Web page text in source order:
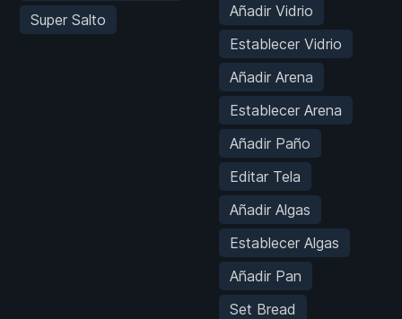
Super Salto
Añadir Vidrio
Establecer Vidrio
Añadir Arena
Establecer Arena
Añadir Paño
Editar Tela
Añadir Algas
Establecer Algas
Añadir Pan
Set Bread